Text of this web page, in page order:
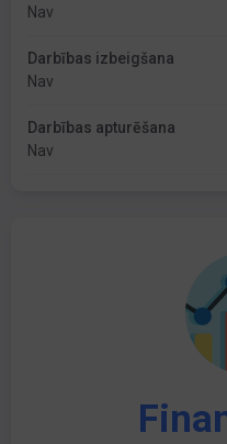
Nav
Darbības izbeigšana
Nav
Darbības apturēšana
Nav